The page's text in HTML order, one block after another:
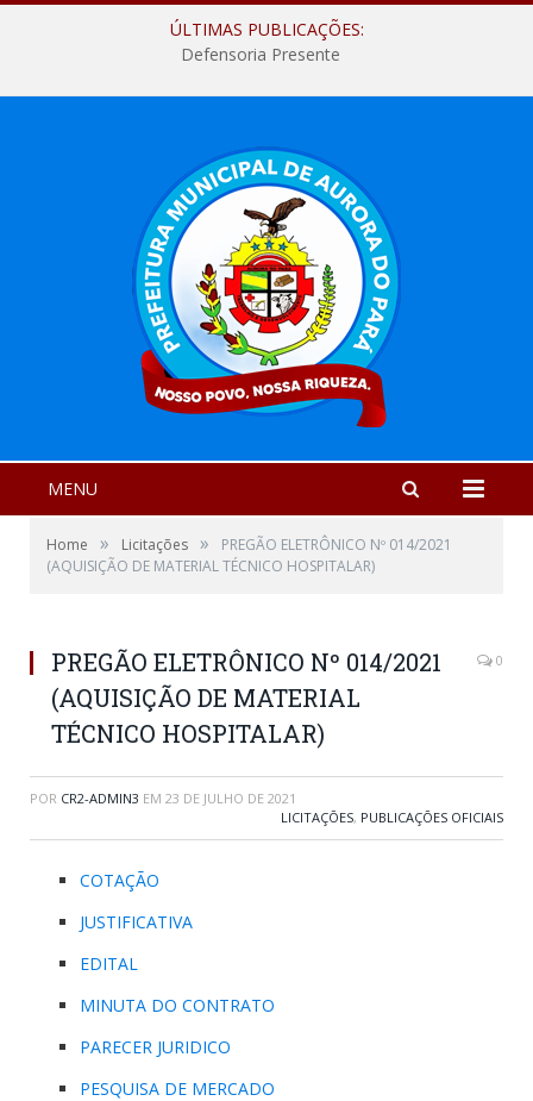
ÚLTIMAS PUBLICAÇÕES:
Defensoria Presente
MENU
Home » Licitações »
PREGÃO ELETRÔNICO Nº 014/2021
(AQUISIÇÃO DE MATERIAL TÉCNICO HOSPITALAR)
PREGÃO ELETRÔNICO Nº 014/2021
(AQUISIÇÃO DE MATERIAL
TÉCNICO HOSPITALAR)
0
POR CR2-ADMIN3 EM 23 DE JULHO DE 2021
LICITAÇÕES, PUBLICAÇÕES OFICIAIS
COTAÇÃO
JUSTIFICATIVA
EDITAL
MINUTA DO CONTRATO
PARECER JURIDICO
PESQUISA DE MERCADO